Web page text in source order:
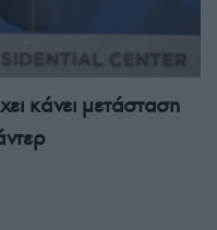
κάνει μετάσταση